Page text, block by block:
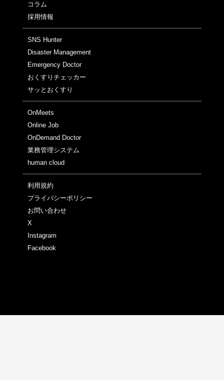
コラム
採用情報
SNS Hunter
Disaster Management
Emergency Doctor
おくすりチェッカー
サッとおくすり
OnMeets
Online Job
OnDemand Doctor
業務管理システム
human cloud
利用規約
プライバシーポリシー
お問い合わせ
X
Instagram
Facebook